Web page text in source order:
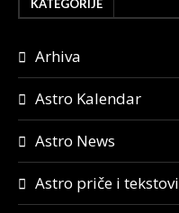
KATEGORIJE
Arhiva
Astro Kalendar
Astro News
Astro priče i tekstovi